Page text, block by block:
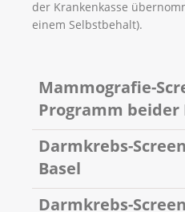
der Krankenkasse
einem Selbstbehalt).
Mammografie-
Programm beider
Darmkrebs-
Basel
Darmkrebs-